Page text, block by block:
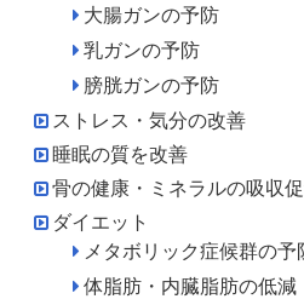
大腸ガンの予防
乳ガンの予防
膀胱ガンの予防
ストレス・気分の改善
睡眠の質を改善
骨の健康・ミネラルの吸収
ダイエット
メタボリック症候群の予
体脂肪・内臓脂肪の低減